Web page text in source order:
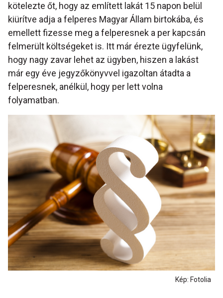
kötelezte őt, hogy az említett lakát 15 napon belül
kiürítve adja a felperes Magyar Állam birtokába, és
emellett fizesse meg a felperesnek a per kapcsán
felmerült költségeket is. Itt már érezte ügyfelünk,
hogy nagy zavar lehet az ügyben, hiszen a lakást
már egy éve jegyzőkönyvvel igazoltan átadta a
felperesnek, anélkül, hogy per lett volna
folyamatban.
Kép: Fotolia